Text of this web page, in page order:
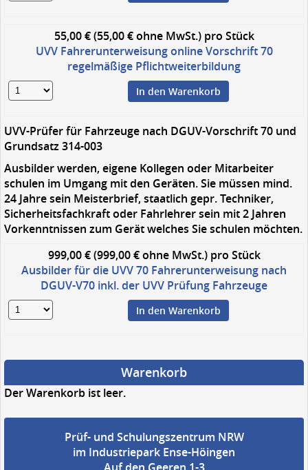
55,00 € (55,00 € ohne MwSt.) pro Stück
UVV Fahrerunterweisung online Vorschrift 70
regelmäßige Pflichtweiterbildung
In den Warenkorb
UVV-Prüfer für Fahrzeuge nach DGUV-Vorschrift 70 und
Grundsatz 314-003
Ausbilder werden, eigene Kollegen oder Mitarbeiter
schulen im Umgang mit den Geräten. Sie müssen mind.
24 Jahre sein Meisterbrief, staatlich gepr. Techniker,
Sicherheitsfachkraft oder Fahrlehrer sein mit 2 Jahren
Vorkenntnissen zum Gerät welches Sie schulen möchten.
999,00 € (999,00 € ohne MwSt.) pro Stück
Ausbilder für die UVV 70 Fahrerunterweisung nach
DGUV-V70 inkl. der UVV Prüfung Fahrzeuge
In den Warenkorb
Warenkorb
Der Warenkorb ist leer.
Prüf- und Schulungszentrum NRW
im Industriepark Ense-Höingen